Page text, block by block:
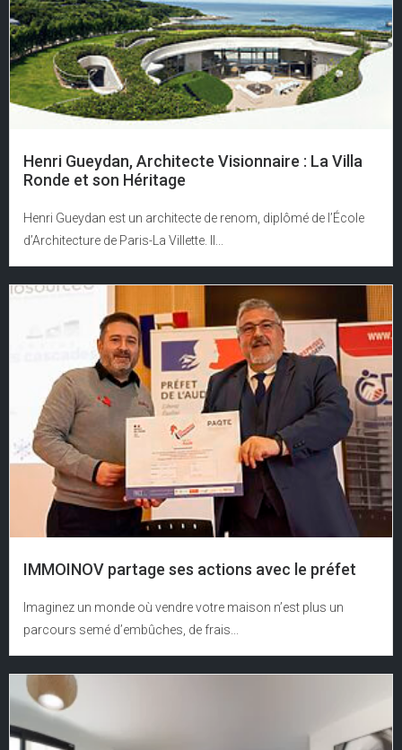
Henri Gueydan, Architecte Visionnaire : La Villa
Ronde et son Héritage
Henri Gueydan est un architecte de renom, diplômé de l’École
d’Architecture de Paris-La Villette. Il...
IMMOINOV partage ses actions avec le préfet
Imaginez un monde où vendre votre maison n’est plus un
parcours semé d’embûches, de frais...